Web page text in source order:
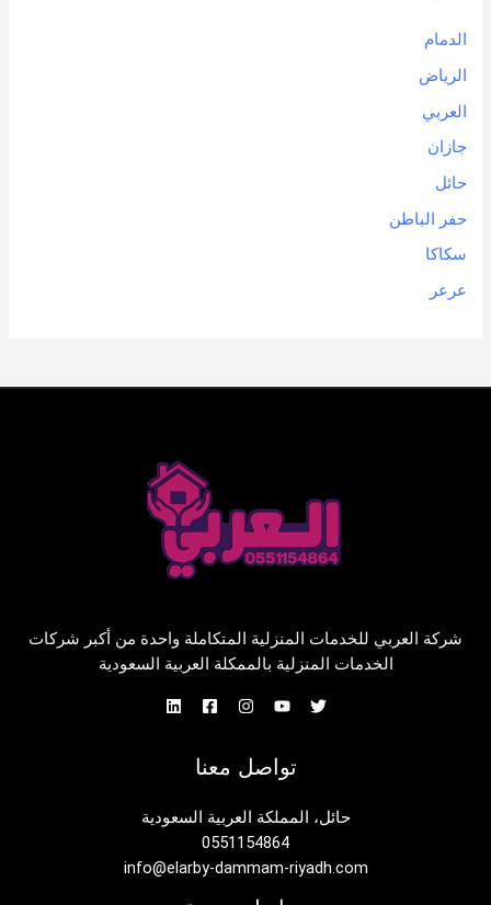
الدمام
الرياض
العربي
جازان
حائل
حفر الباطن
سكاكا
عرعر
شركة العربي للخدمات المنزلية المتكاملة واحدة من أكبر شركات
الخدمات المنزلية بالممكلة العربية السعودية
تواصل معنا
حائل، المملكة العربية السعودية
0551154864
info@elarby-dammam-riyadh.com